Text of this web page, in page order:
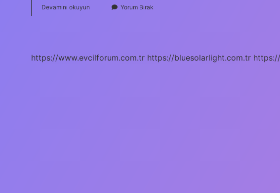
Devamını okuyun
Vergisi
Yorum Bırak
https://www.evcilforum.com.tr https://bluesolarlight.com.tr